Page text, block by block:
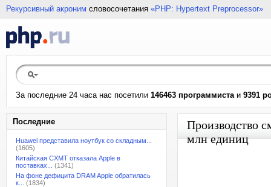
Рекурсивный акроним словосочетания «PHP: Hypertext Preprocessor»
За последние 24 часа нас посетили 146463 программистаи 9391
Последние
Huawei представила ноутбук со складным...
(1605)
Китайская CXMT отказала Apple в
поставках...
(1341)
На фоне дефицита DRAM Apple обратилась
к...
(1834)
Производство
млн единиц